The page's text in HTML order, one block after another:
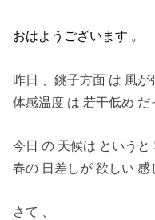
おはようございます 。
昨日 、銚子方面 は 風が
体感温度 は 若干低め だ
今日 の 天候は というと
春の 日差しが 欲しい 感
さて 、